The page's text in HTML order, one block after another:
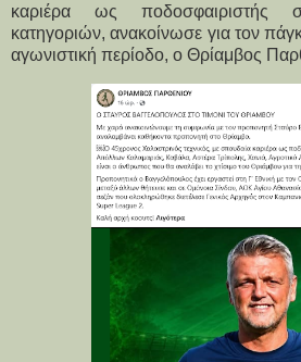
καριέρα ως ποδοσφαιριστής
κατηγοριών, ανακοίνωσε για τον
αγωνιστική περίοδο, ο Θρίαμβος